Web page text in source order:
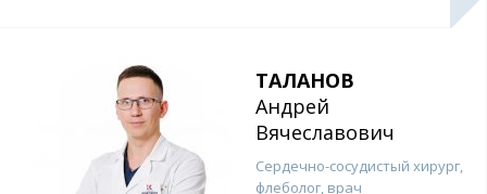
ТАЛАНОВ
Андрей
Вячеславович
Сердечно-сосудистый хирург,
флеболог, врач